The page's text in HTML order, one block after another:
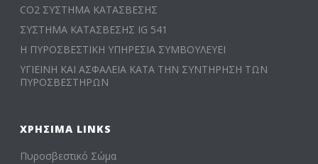
CO2 ΣΥΣΤΗΜΑ ΚΑΤΑΣΒΕΣΗΣ
ΣΥΣΤΗΜΑ ΚΑΤΑΣΒΕΣΗΣ IG 541
Η ΠΥΡΟΣΒΕΣΤΙΚΗ ΥΠΗΡΕΣΙΑ ΣΥΜΒΟΥΛΕΥΕΙ
ΥΓΙΕΙΝΗ ΚΑΙ ΑΣΦΑΛΕΙΑ ΚΑΤΑ ΤΗΝ ΣΥΝΤΗΡΗΣΗ ΤΩΝ
ΠΥΡΟΣΒΕΣΤΗΡΩΝ
ΧΡΉΣΙΜΑ LINKS
Πυροσβεστικό Σώμα